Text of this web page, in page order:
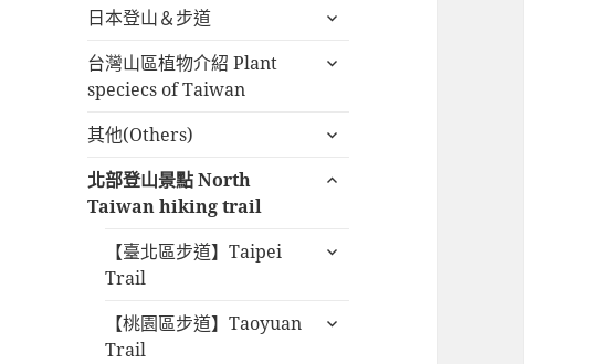
單
子
單
日本登山＆步道
展
子
台灣山區植物介紹 Plant
speciecs of Taiwan
展
選
其他(Others)
展
子
北部登山景點 North
Taiwan hiking trail
展
選
【臺北區步道】Taipei
Trail
展
選
【桃園區步道】Taoyuan
Trail
展